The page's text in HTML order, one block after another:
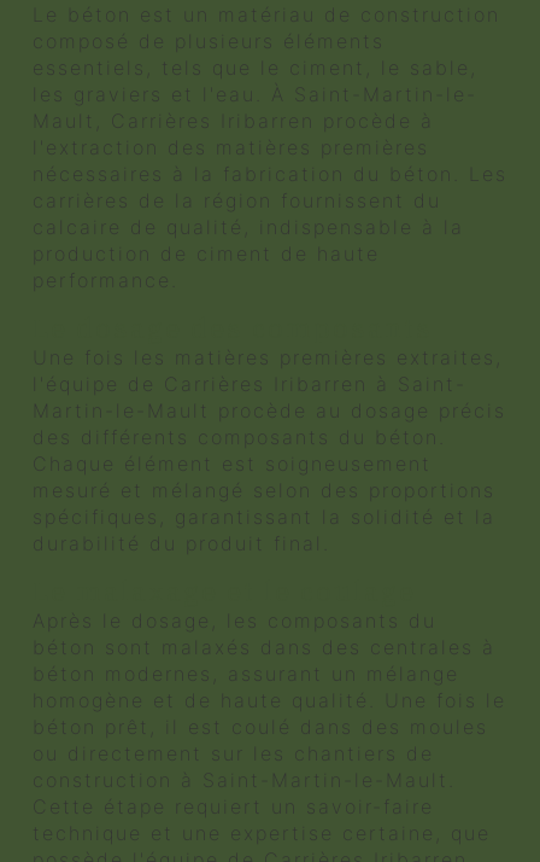
Le béton est un matériau de construction
composé de plusieurs éléments
essentiels, tels que le ciment, le sable,
les graviers et l'eau. À Saint-Martin-le-
Mault, Carrières Iribarren procède à
l'extraction des matières premières
nécessaires à la fabrication du béton. Les
carrières de la région fournissent du
calcaire de qualité, indispensable à la
production de ciment de haute
performance.
Une fois les matières premières extraites,
l'équipe de Carrières Iribarren à Saint-
Martin-le-Mault procède au dosage précis
des différents composants du béton.
Chaque élément est soigneusement
mesuré et mélangé selon des proportions
spécifiques, garantissant la solidité et la
durabilité du produit final.
Après le dosage, les composants du
béton sont malaxés dans des centrales à
béton modernes, assurant un mélange
homogène et de haute qualité. Une fois le
béton prêt, il est coulé dans des moules
ou directement sur les chantiers de
construction à Saint-Martin-le-Mault.
Cette étape requiert un savoir-faire
technique et une expertise certaine, que